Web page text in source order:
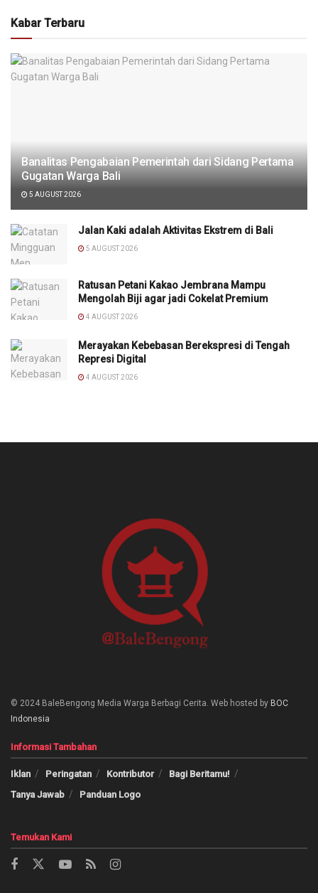
Kabar Terbaru
Banalitas Pengabaian Pemerintah dari Sidang Pertama
Gugatan Warga Bali
5 AUGUST 2026
Jalan Kaki adalah Aktivitas Ekstrem di Bali
5 AUGUST 2026
Ratusan Petani Kakao Jembrana Mampu
Mengolah Biji agar jadi Cokelat Premium
4 AUGUST 2026
Merayakan Kebebasan Berekspresi di Tengah
Represi Digital
4 AUGUST 2026
© 2024 BaleBengong Media Warga Berbagi Cerita. Web hosted by BOC
Indonesia
Informasi Tambahan
Iklan Peringatan Kontributor
Bagi Beritamu!
Tanya Jawab
Panduan Logo
Temukan Kami